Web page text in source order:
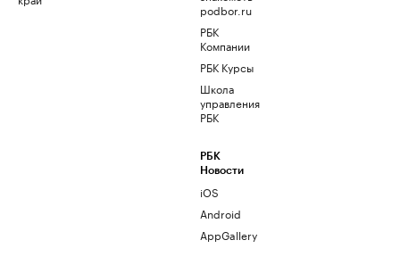
podbor.ru
РБК
Компании
РБК Курсы
Школа
управления
РБК
РБК
Новости
iOS
Android
AppGallery